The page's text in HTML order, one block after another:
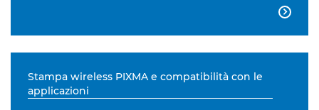

Stampa wireless PIXMA e compatibilità con le
applicazioni